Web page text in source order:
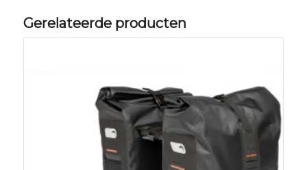
Gerelateerde producten